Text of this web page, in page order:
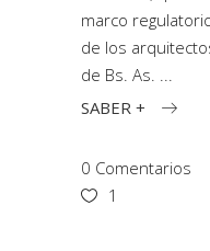
marco
de los
de Bs. As.
SABER +
0 Comentarios
1